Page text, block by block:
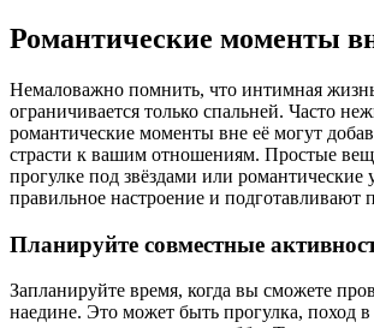
Романтические моменты
Немаловажно помнить, что интимная
ограничивается только спальней. Часто
романтические моменты вне её могут
страсти к вашим отношениям. Простые
прогулке под звёздами или
правильное настроение и подготавливают
Планируйте совместные
Запланируйте время, когда вы сможете
наедине. Это может быть прогулка, поход